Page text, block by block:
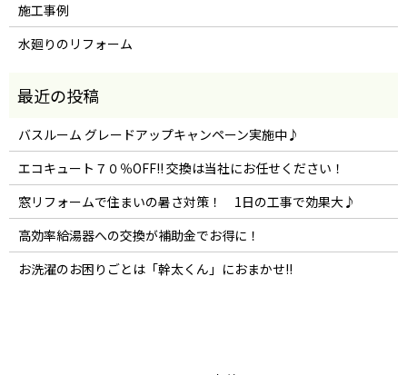
施工事例
水廻りのリフォーム
バスルーム グレードアップキャンペーン実施中♪
エコキュート７０％OFF!! 交換は当社にお任せください！
窓リフォームで住まいの暑さ対策！ 1日の工事で効果大♪
高効率給湯器への交換が補助金でお得に！
お洗濯のお困りごとは「幹太くん」におまかせ!!